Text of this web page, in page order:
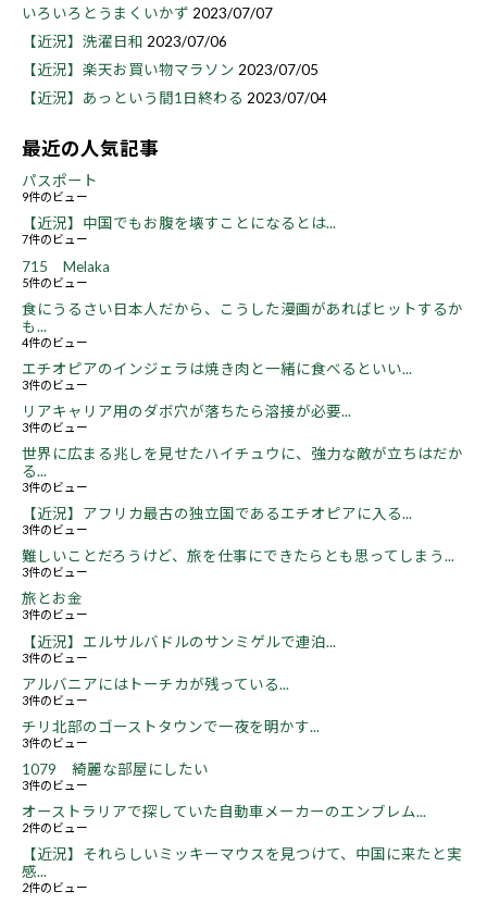
いろいろとうまくいかず 2023/07/07
【近況】洗濯日和 2023/07/06
【近況】楽天お買い物マラソン 2023/07/05
【近況】あっという間1日終わる 2023/07/04
最近の人気記事
パスポート
9件のビュー
【近況】中国でもお腹を壊すことになるとは...
7件のビュー
715 Melaka
5件のビュー
食にうるさい日本人だから、こうした漫画があればヒットするか
も...
4件のビュー
エチオピアのインジェラは焼き肉と一緒に食べるといい...
3件のビュー
リアキャリア用のダボ穴が落ちたら溶接が必要...
3件のビュー
世界に広まる兆しを見せたハイチュウに、強力な敵が立ちはだか
る...
3件のビュー
【近況】アフリカ最古の独立国であるエチオピアに入る...
3件のビュー
難しいことだろうけど、旅を仕事にできたらとも思ってしまう...
3件のビュー
旅とお金
3件のビュー
【近況】エルサルバドルのサンミゲルで連泊...
3件のビュー
アルバニアにはトーチカが残っている...
3件のビュー
チリ北部のゴーストタウンで一夜を明かす...
3件のビュー
1079 綺麗な部屋にしたい
3件のビュー
オーストラリアで探していた自動車メーカーのエンブレム...
2件のビュー
【近況】それらしいミッキーマウスを見つけて、中国に来たと実
感...
2件のビュー